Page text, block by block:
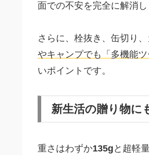
面での不安を完全に解消し
さらに、栓抜き、缶切り
やキャンプでも「多機能
いポイントです。
新生活の贈り物に
重さはわずか135g と超軽